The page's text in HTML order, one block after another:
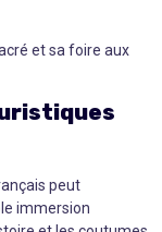
et sa foire aux
peut
immersion